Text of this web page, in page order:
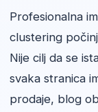
Profesionalna
clustering
Nije cilj da se
svaka stranica
prodaje, blog